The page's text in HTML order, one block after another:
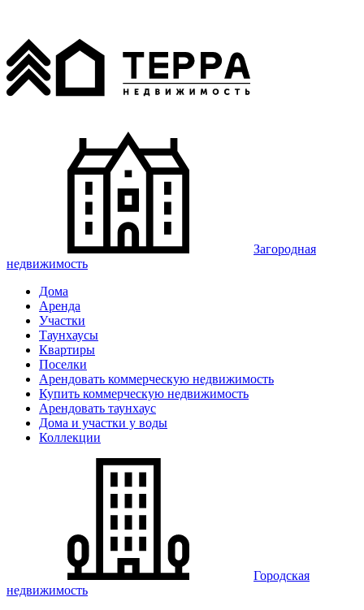
Загородная
недвижимость
Дома
Аренда
Участки
Таунхаусы
Квартиры
Поселки
Арендовать коммерческую недвижимость
Купить коммерческую недвижимость
Арендовать таунхаус
Дома и участки у воды
Коллекции
Городская
недвижимость